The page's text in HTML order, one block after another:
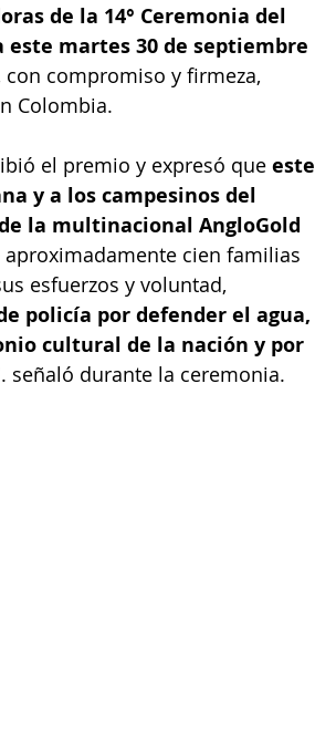
de la 14° Ceremonia del
este martes 30 de septiembre
compromiso y firmeza,
Colombia.
el premio y expresó que este
y a los campesinos del
la multinacional AngloGold
cien familias
esfuerzos y voluntad,
policía por defender el agua,
cultural de la nación y por
. señaló durante la ceremonia.